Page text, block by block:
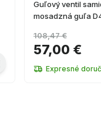
Guľový ventil
mosadzná guľa
57,00 €
108,47 €
Expresné